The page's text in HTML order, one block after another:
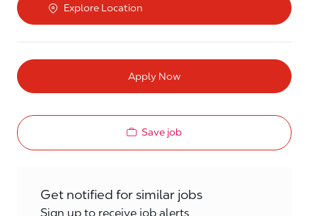
Explore Location
Apply Now
Save job
Get notified for similar jobs
Sign up to receive job alerts